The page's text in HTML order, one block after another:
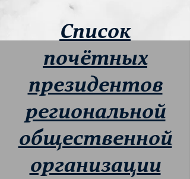
Список
почётных
президентов
региональной
общественной
организации